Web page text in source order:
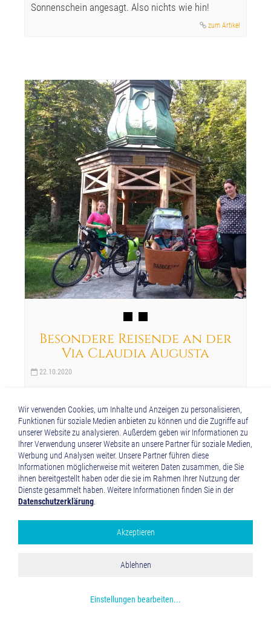
Sonnenschein angesagt. Also nichts wie hin!
zum Artikel
Besondere Reisende an der
Via Claudia Augusta
22.10.2020
Via Claudia Augusta, mit einem Lasten-Rad, wie
man sie mehr und mehr in Städten trifft. Mit einem
Lasten-Rad kann man, wie der Name sagt, auch
richtige Lasten transportieren. Man kann mit ihnen
also auch größere Einkäufe erledigen und sie helfen
damit den motorisierten Verkehr zu reduzieren. Bei
der besonderen Rad-Reise, auf den Spuren der
Römer über die Alpen, nahm der 3jährige Benedikt
im Laderaum des Lasten-Rades Platz, das Vater
Damian bewegte. Gattin Claudia und die 10jährge
Cassandra begleiteten sie auf herkömmlichen
Rädern. Sogar die beiden Tiroler Pässe haben die 4
Bilanz. Ein Bravo von der Via Claudia Augusta! Von
Google Analytics
Wir verwenden Cookies, um Inhalte und Anzeigen zu personalisieren,
Funktionen für soziale Medien anbieten zu können und die Zugriffe auf
unserer Website zu analysieren. Außerdem geben wir Informationen zu
Ihrer Verwendung unserer Website an unsere Partner für soziale Medien,
Werbung und Analysen weiter. Unsere Partner führen diese
Informationen möglicherweise mit weiteren Daten zusammen, die Sie
ihnen bereitgestellt haben oder die sie im Rahmen Ihrer Nutzung der
Dienste gesammelt haben. Weitere Informationen finden Sie in der
Datenschutzerklärung
Einstellungen bearbeiten...
Ablehnen
Akzeptieren